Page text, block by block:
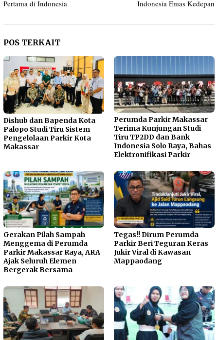
Pertama di Indonesia Indonesia Emas Kedepan
POS TERKAIT
Dishub dan Bapenda Kota
Palopo Studi Tiru Sistem
Pengelolaan Parkir Kota
Makassar
Perumda Parkir Makassar
Terima Kunjungan Studi
Tiru TP2DD dan Bank
Indonesia Solo Raya, Bahas
Elektronifikasi Parkir
Gerakan Pilah Sampah
Menggema di Perumda
Parkir Makassar Raya, ARA
Ajak Seluruh Elemen
Bergerak Bersama
Tegas!! Dirum Perumda
Parkir Beri Teguran Keras
Jukir Viral di Kawasan
Mappaodang